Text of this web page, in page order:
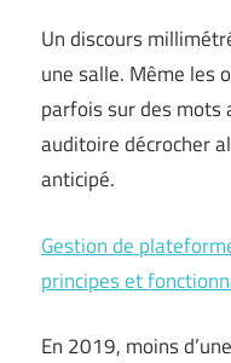
Un discours
une salle. Même les
parfois sur des mots
auditoire décrocher
anticipé.
Gestion de
principes et
En 2019, moins